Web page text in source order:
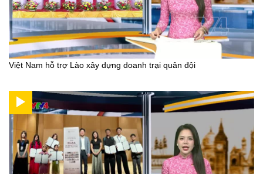
Việt Nam hỗ trợ Lào xây dựng doanh trại quân đội